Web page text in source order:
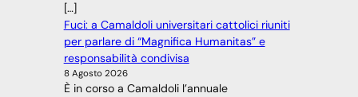
[…]
Fuci: a Camaldoli universitari cattolici riuniti
per parlare di “Magnifica Humanitas” e
responsabilità condivisa
8 Agosto 2026
È in corso a Camaldoli l’annuale